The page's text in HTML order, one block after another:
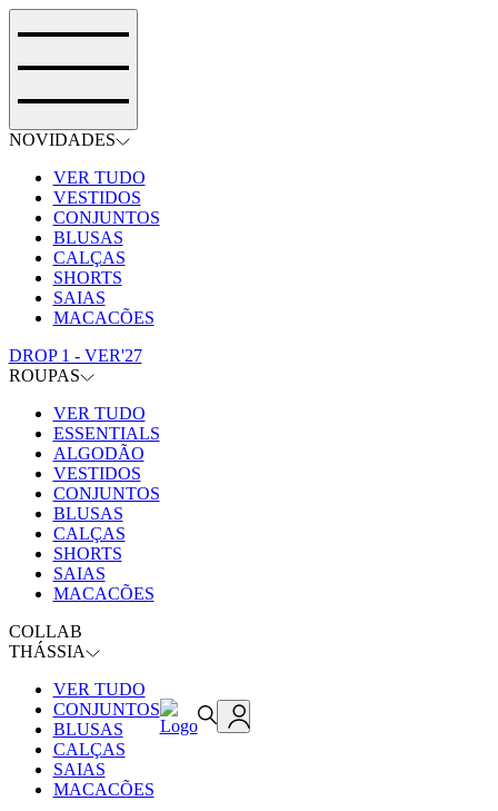
NOVIDADES
VER TUDO
VESTIDOS
CONJUNTOS
BLUSAS
CALÇAS
SHORTS
SAIAS
MACACÕES
DROP 1 - VER'27
ROUPAS
VER TUDO
ESSENTIALS
ALGODÃO
VESTIDOS
CONJUNTOS
BLUSAS
CALÇAS
SHORTS
SAIAS
MACACÕES
COLLAB
THÁSSIA
VER TUDO
CONJUNTOS
BLUSAS
CALÇAS
SAIAS
MACACÕES